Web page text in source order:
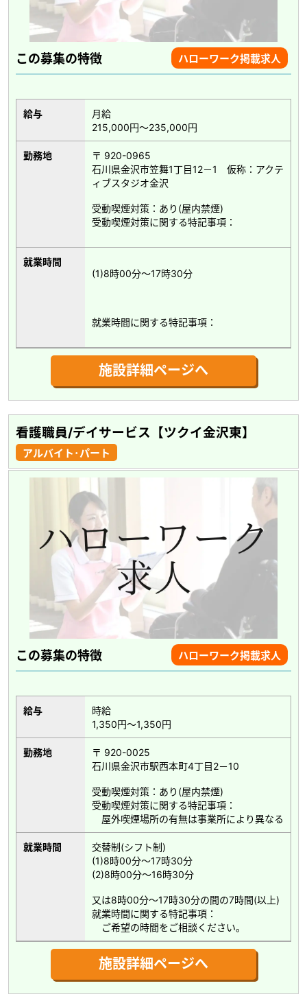
この募集の特徴 ハローワーク掲載求人
給与
月給
215,000円～235,000円
勤務地
〒 920-0965
石川県金沢市笠舞1丁目12－1 仮称：アクテ
ィブスタジオ金沢
受動喫煙対策：あり(屋内禁煙)
受動喫煙対策に関する特記事項：
就業時間
(1)8時00分～17時30分
就業時間に関する特記事項：
施設詳細ページへ
看護職員/デイサービス【ツクイ金沢東】
アルバイト･パート
この募集の特徴 ハローワーク掲載求人
給与
時給
1,350円～1,350円
勤務地
〒 920-0025
石川県金沢市駅西本町4丁目2－10
受動喫煙対策：あり(屋内禁煙)
受動喫煙対策に関する特記事項：
屋外喫煙場所の有無は事業所により異なる
就業時間
交替制(シフト制)
(1)8時00分～17時30分
(2)8時00分～16時30分
又は8時00分～17時30分の間の7時間(以上)
就業時間に関する特記事項：
ご希望の時間をご相談ください。
施設詳細ページへ